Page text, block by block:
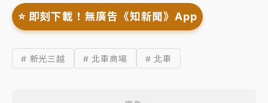
⭐️ 即刻下載！無廣告《知新聞》App
# 新光三越 # 北車商場 # 北車